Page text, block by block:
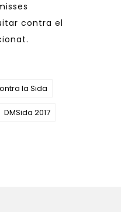
contra el
la Sida
DMSida 2017